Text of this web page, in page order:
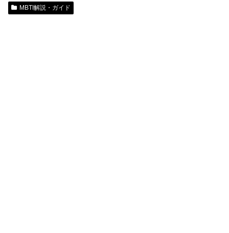
MBTI解説・ガイド